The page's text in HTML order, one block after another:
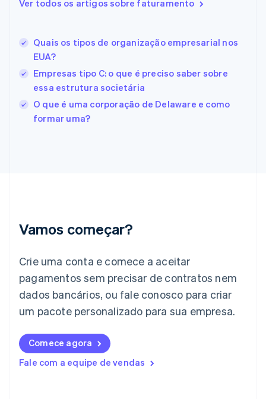
Ver todos os artigos sobre faturamento
Quais os tipos de organização empresarial nos
EUA?
Empresas tipo C: o que é preciso saber sobre
essa estrutura societária
O que é uma corporação de Delaware e como
formar uma?
Vamos começar?
Crie uma conta e comece a aceitar
pagamentos sem precisar de contratos nem
dados bancários, ou fale conosco para criar
um pacote personalizado para sua empresa.
Comece agora
Fale com a equipe de vendas
Espanha
English Español简体中文
Estônia
Finlândia
EnglishSvenska
França
Français
Gibraltar
English
Italiano English
日本語English
Letônia
Liechtenstein
Lituânia
English
Luxemburgo